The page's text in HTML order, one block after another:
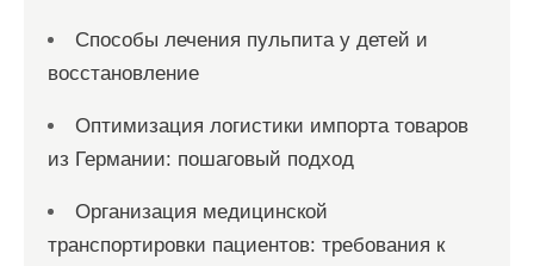
Способы лечения пульпита у детей и
восстановление
Оптимизация логистики импорта товаров
из Германии: пошаговый подход
Организация медицинской
транспортировки пациентов: требования к